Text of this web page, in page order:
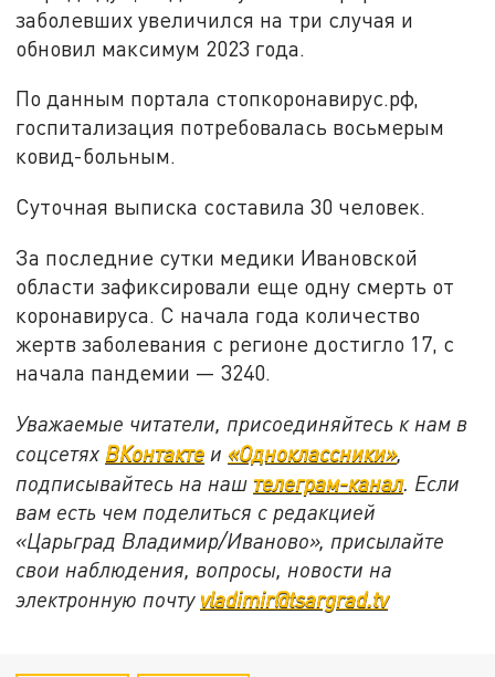
заболевших увеличился на три случая и
обновил максимум 2023 года.
По данным портала стопкоронавирус.рф,
госпитализация потребовалась восьмерым
ковид-больным.
Суточная выписка составила 30 человек.
За последние сутки медики Ивановской
области зафиксировали еще одну смерть от
коронавируса. С начала года количество
жертв заболевания с регионе достигло 17, с
начала пандемии — 3240.
Уважаемые читатели, присоединяйтесь к нам в
соцсетях ВКонтакте и«Одноклассники»,
подписывайтесь на наш телеграм-канал. Если
вам есть чем поделиться с редакцией
«Царьград Владимир/Иваново», присылайте
свои наблюдения, вопросы, новости на
электронную почту vladimir@tsargrad.tv